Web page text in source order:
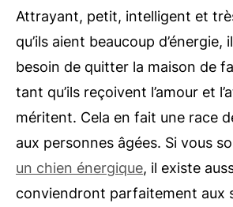
Attrayant, petit, intelligent et
qu’ils aient beaucoup d’énergie,
besoin de quitter la maison de
tant qu’ils reçoivent l’amour et
méritent. Cela en fait une race
aux personnes âgées. Si vous
un chien énergique, il existe
conviendront parfaitement aux